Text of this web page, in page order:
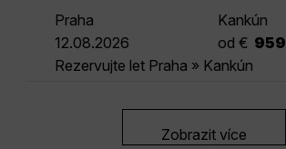
Praha
Kankún
12.08.2026
od € 959
Rezervujte let Praha » Kankún
Zobrazit více